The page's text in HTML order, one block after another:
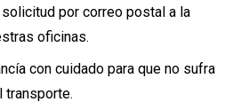
por correo postal a la
oficinas.
con cuidado para que no sufra
transporte.